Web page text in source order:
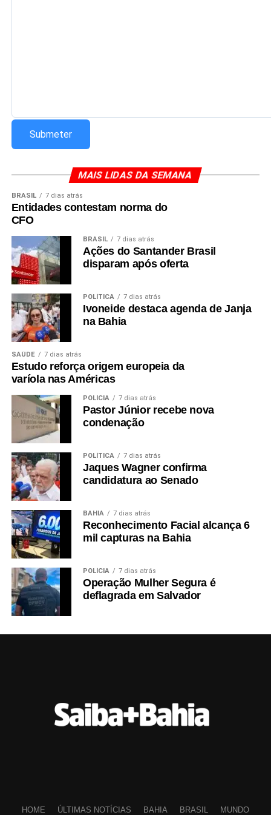
MAIS LIDAS DA SEMANA
BRASIL 7 dias atrás
Entidades contestam norma do
CFO
BRASIL 7 dias atrás
Ações do Santander Brasil
disparam após oferta
POLÍTICA 7 dias atrás
Ivoneide destaca agenda de Janja
na Bahia
SAÚDE 7 dias atrás
Estudo reforça origem europeia da
varíola nas Américas
POLÍCIA 7 dias atrás
Pastor Júnior recebe nova
condenação
POLÍTICA 7 dias atrás
Jaques Wagner confirma
candidatura ao Senado
BAHIA 7 dias atrás
Reconhecimento Facial alcança 6
mil capturas na Bahia
POLÍCIA 7 dias atrás
Operação Mulher Segura é
deflagrada em Salvador
HOME ÚLTIMAS NOTÍCIAS BAHIA BRASIL MUNDO